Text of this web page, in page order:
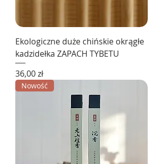
Ekologiczne duże chińskie okrągłe
kadzidełka ZAPACH TYBETU
Cena
36,00 zł
Nowość